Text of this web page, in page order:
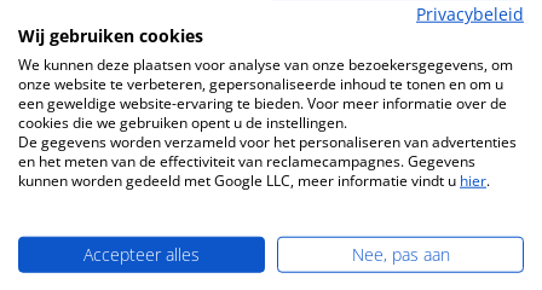
Beschrijving
Origineel Functieregelaar voor de Houtkachel Koppe KA
500 Koppe KA 500 Functieregelaar Kerngegevens:
controller, bedienin…Meer
Eigenschappen
Privacybeleid
Wij gebruiken cookies
We kunnen deze plaatsen voor analyse van onze bezoekersgegevens, om
onze website te verbeteren, gepersonaliseerde inhoud te tonen en om u
een geweldige website-ervaring te bieden. Voor meer informatie over de
cookies die we gebruiken opent u de instellingen.
De gegevens worden verzameld voor het personaliseren van advertenties
en het meten van de effectiviteit van reclamecampagnes. Gegevens
kunnen worden gedeeld met Google LLC, meer informatie vindt u hier.
Accepteer alles Nee, pas aan